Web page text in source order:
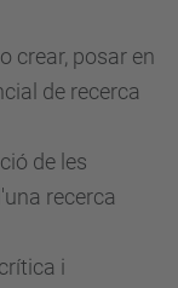
crear, posar en
de recerca
de les
recerca
i